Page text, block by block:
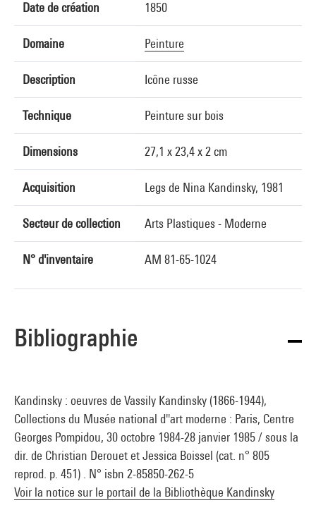
Date de création 1850
Domaine Peinture
Description Icône russe
Technique Peinture sur bois
Dimensions 27,1 x 23,4 x 2 cm
Acquisition Legs de Nina Kandinsky, 1981
Secteur de collection Arts Plastiques - Moderne
N° d'inventaire AM 81-65-1024
Bibliographie
Kandinsky : oeuvres de Vassily Kandinsky (1866-1944),
Collections du Musée national d''art moderne : Paris, Centre
Georges Pompidou, 30 octobre 1984-28 janvier 1985 / sous la
dir. de Christian Derouet et Jessica Boissel (cat. n° 805
reprod. p. 451) . N° isbn 2-85850-262-5
Voir la notice sur le portail de la Bibliothèque Kandinsky